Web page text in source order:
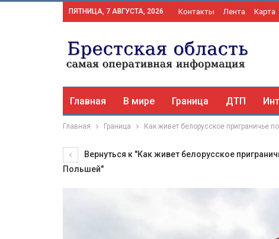
ПЯТНИЦА, 7 АВГУСТА, 2026 Контакты Лента Карта
Главная В мире Граница ДТП
Главная Граница Как живет белорусское приграничье
Вернуться к "Как живет белорусское
Польшей"